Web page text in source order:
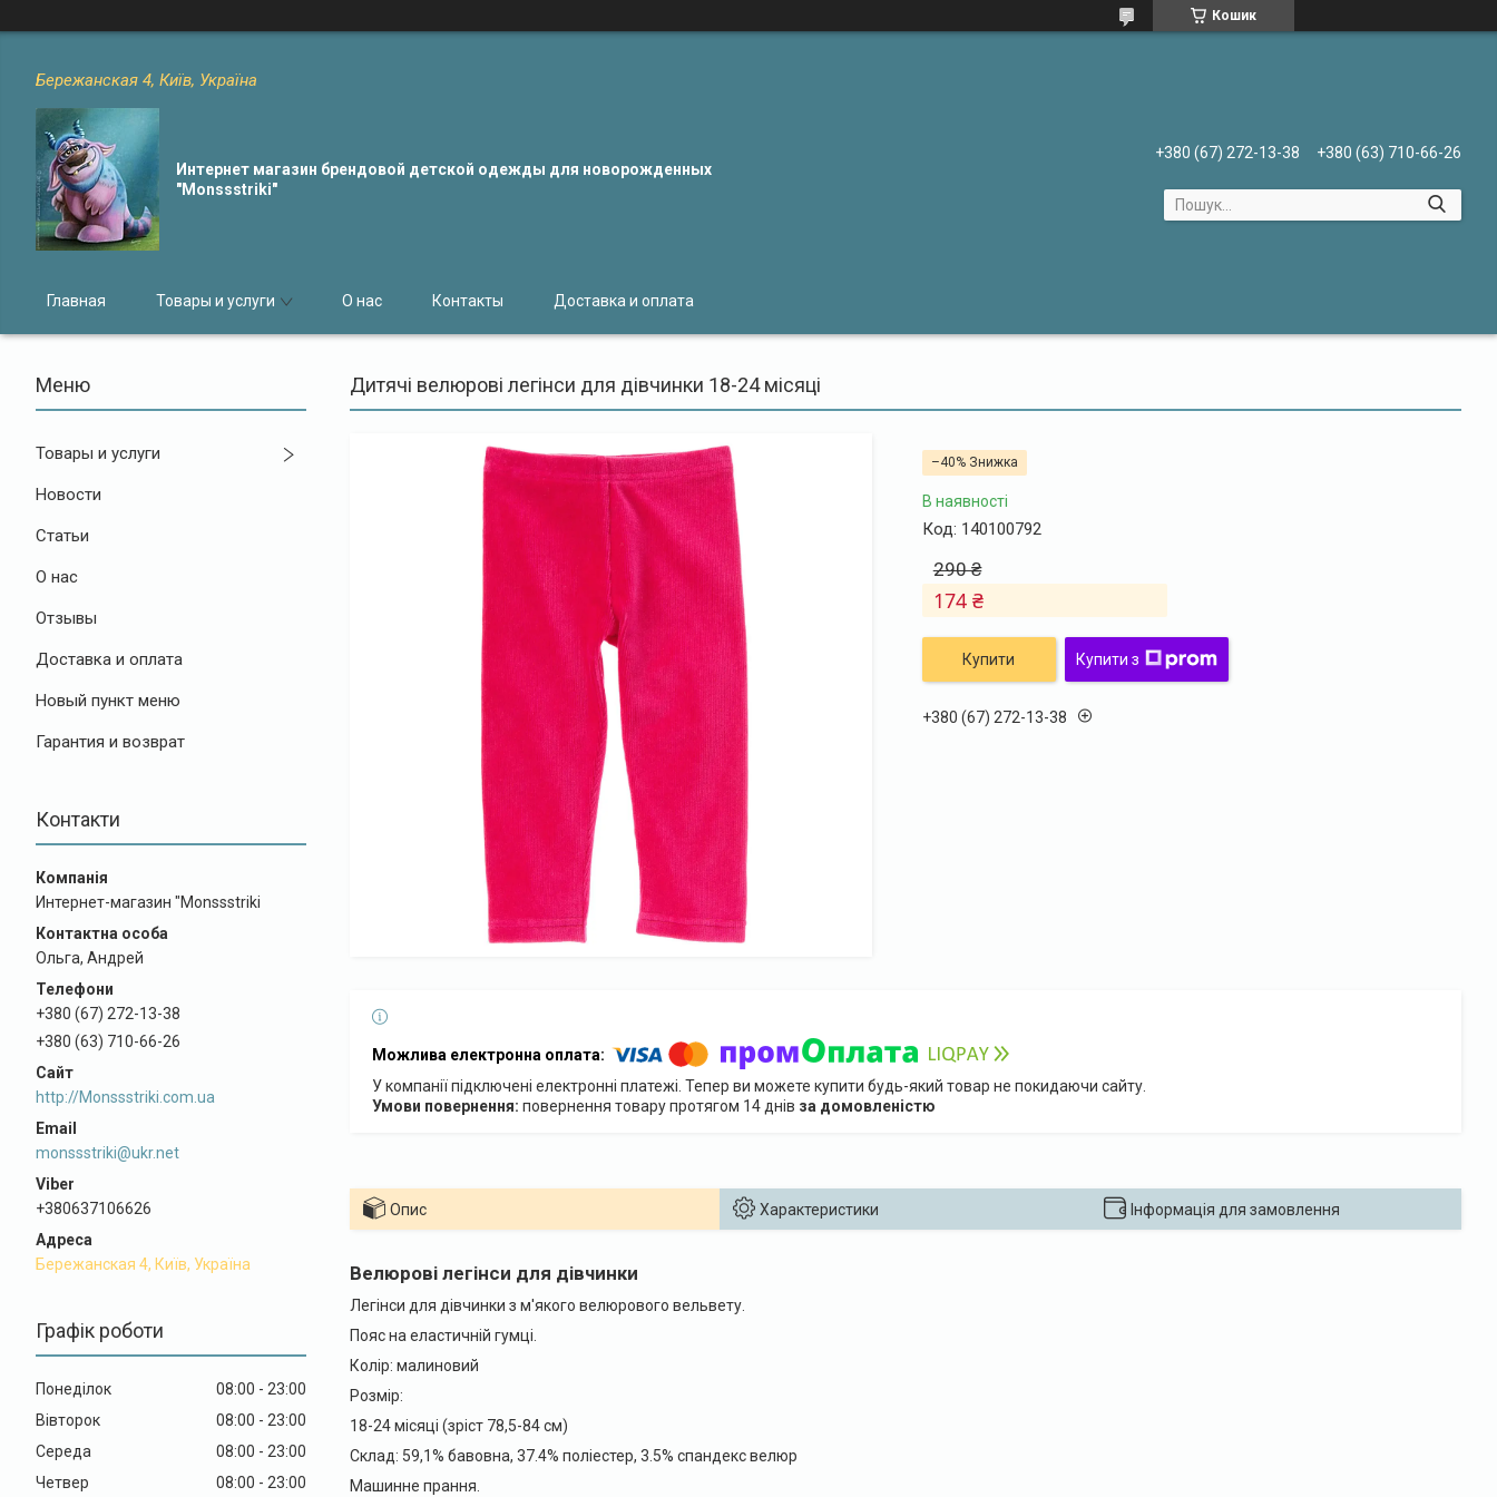
Кошик
Бережанская 4, Київ, Україна
Интернет магазин брендовой детской одежды для новорожденных
"Monssstriki"
+380 (67) 272-13-38 +380 (63) 710-66-26
Главная Товары и услуги О нас Контакты Доставка и оплата
Товары и услуги
Новости
Статьи
О нас
Отзывы
Доставка и оплата
Новый пункт меню
Гарантия и возврат
Контакти
Интернет-магазин "Monssstriki
Ольга, Андрей
+380 (67) 272-13-38
+380 (63) 710-66-26
http://Monssstriki.com.ua
monssstriki@ukr.net
+380637106626
Бережанская 4, Київ, Україна
Графік роботи
Понеділок 08:00
23:00
Вівторок
08:00
23:00
Середа
08:00
23:00
Четвер
08:00 23:00
Дитячі велюрові легінси для дівчинки 18-24 місяці
–40%
В наявності
Код: 140100792
290 ₴
174 ₴
Купити Купити з
+380 (67) 272-13-38
У компанії підключені електронні платежі. Тепер ви можете купити будь-який товар не покидаючи сайту.
повернення товару протягом 14 днів за домовленістю
Опис Характеристики Інформація для замовлення
Велюрові легінси для дівчинки
Легінси для дівчинки з м'якого велюрового вельвету.
Пояс на еластичній гумці.
Колір: малиновий
Розмір:
18-24 місяці (зріст 78,5-84 см)
Склад: 59,1% бавовна, 37.4% поліестер, 3.5% спандекс велюр
Машинне прання.